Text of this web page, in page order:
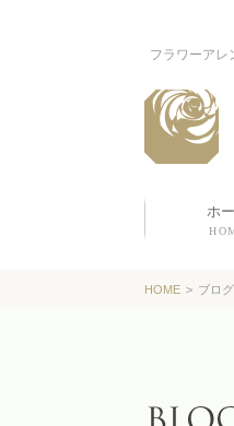
フラワーアレ
ホ
HOME > ブログ